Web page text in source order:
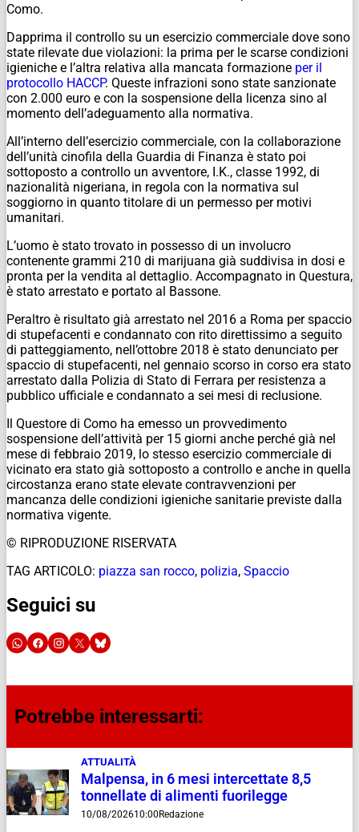
Como.
Dapprima il controllo su un esercizio commerciale dove sono
state rilevate due violazioni: la prima per le scarse condizioni
igieniche e l’altra relativa alla mancata formazione per il
protocollo HACCP. Queste infrazioni sono state sanzionate
con 2.000 euro e con la sospensione della licenza sino al
momento dell’adeguamento alla normativa.
All’interno dell’esercizio commerciale, con la collaborazione
dell’unità cinofila della Guardia di Finanza è stato poi
sottoposto a controllo un avventore, I.K., classe 1992, di
nazionalità nigeriana, in regola con la normativa sul
soggiorno in quanto titolare di un permesso per motivi
umanitari.
L’uomo è stato trovato in possesso di un involucro
contenente grammi 210 di marijuana già suddivisa in dosi e
pronta per la vendita al dettaglio. Accompagnato in Questura,
è stato arrestato e portato al Bassone.
Peraltro è risultato già arrestato nel 2016 a Roma per spaccio
di stupefacenti e condannato con rito direttissimo a seguito
di patteggiamento, nell’ottobre 2018 è stato denunciato per
spaccio di stupefacenti, nel gennaio scorso in corso era stato
arrestato dalla Polizia di Stato di Ferrara per resistenza a
pubblico ufficiale e condannato a sei mesi di reclusione.
Il Questore di Como ha emesso un provvedimento
sospensione dell’attività per 15 giorni anche perché già nel
mese di febbraio 2019, lo stesso esercizio commerciale di
vicinato era stato già sottoposto a controllo e anche in quella
circostanza erano state elevate contravvenzioni per
mancanza delle condizioni igieniche sanitarie previste dalla
normativa vigente.
© RIPRODUZIONE RISERVATA
TAG ARTICOLO: piazza san rocco, polizia, Spaccio
Seguici su
Potrebbe interessarti:
ATTUALITÀ
Malpensa, in 6 mesi intercettate 8,5
tonnellate di alimenti fuorilegge
10/08/202610:00 Redazione